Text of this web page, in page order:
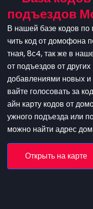
подъездов
В нашей базе кодов по
чить код от домофона
тная, 8с4, так же в
от подъездов от
добавлениями новых
вайте голосовать за
айн карту кодов от
ужного подъезда или
можно найти адрес
Открыть на карте